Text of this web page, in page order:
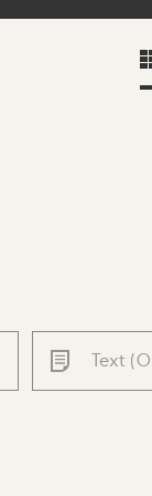
Text (0